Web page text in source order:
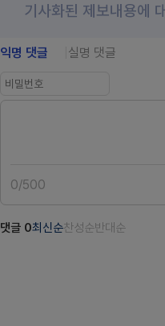
기사화된 제보내용에
익명 댓글 실명 댓글
0/500
댓글 0최신순찬성순반대순